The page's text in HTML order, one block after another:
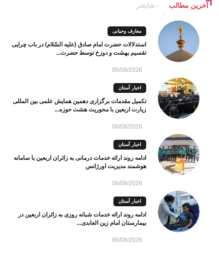
آخرین مطالب شایعتر
معارف وحیانی
استدلالات حضرت امام صادق (علیه السّلام) در باب چرایی
تقسیم بهشت و دوزخ توسط حضرت...
06/08/2026
اخبار آستان
تکمیل مقدمات برگزاری دهمین همایش علمی بین المللی
زیارت اربعین با محوریت هشت حوزه...
06/08/2026
اخبار آستان
ادامه روند ارائه خدمات درمانی به زائران اربعین با سامانه
هوشمند مدیریت اورژانس
06/08/2026
اخبار آستان
ادامه روند ارائه خدمات شبانه روزی به زائران اربعین در
بیمارستان امام زین العابدی...
06/08/2026